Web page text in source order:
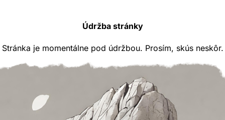
Údržba stránky
Stránka je momentálne pod údržbou. Prosím, skús neskôr.